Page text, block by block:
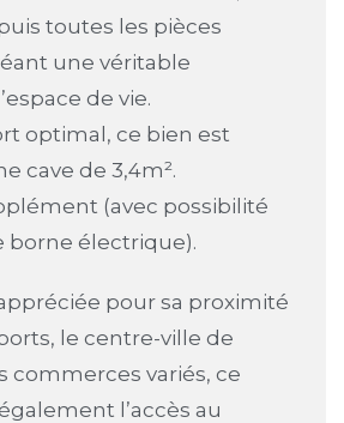
toutes les pièces
une véritable
de vie.
optimal, ce bien est
cave de 3,4m².
(avec possibilité
borne électrique).
pour sa proximité
le centre-ville de
commerces variés, ce
l’accès au